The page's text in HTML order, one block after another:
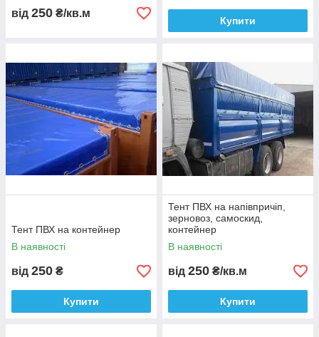
від 250 ₴/кв.м
Купити
Тент ПВХ на контейнер
В наявності
від 250 ₴
Купити
Тент ПВХ на напівпричіп,
зерновоз, самоскид,
контейнер
В наявності
від 250 ₴/кв.м
Купити